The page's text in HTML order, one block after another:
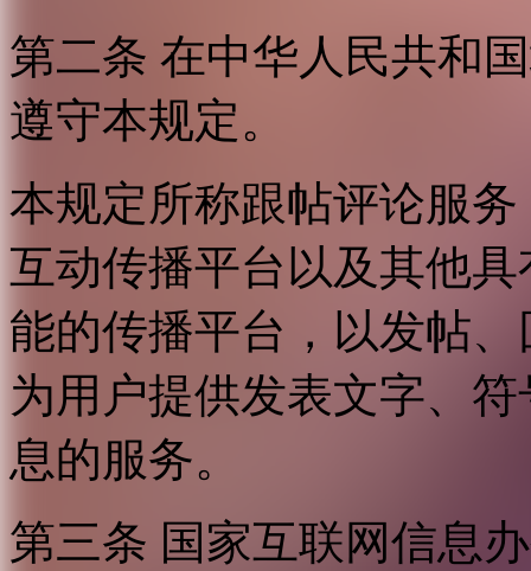
第二条 在中华人民共和
遵守本规定。
本规定所称跟帖评论服
互动传播平台以及其他
能的传播平台，以发帖
为用户提供发表文字、
息的服务。
第三条 国家互联网信息